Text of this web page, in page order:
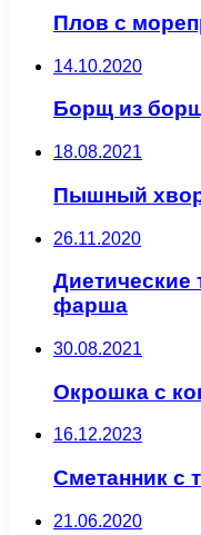
Плов с
14.10.2020
Борщ из
18.08.2021
Пышный
26.11.2020
Диетические
фарша
30.08.2021
Окрошка с
16.12.2023
Сметанник с
21.06.2020